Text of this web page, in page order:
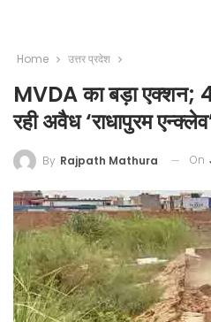
Home उत्तर प्रदेश
MVDA का बड़ा एक्शन;
रही अवैध ‘राधापुरम
By Rajpath Mathura On